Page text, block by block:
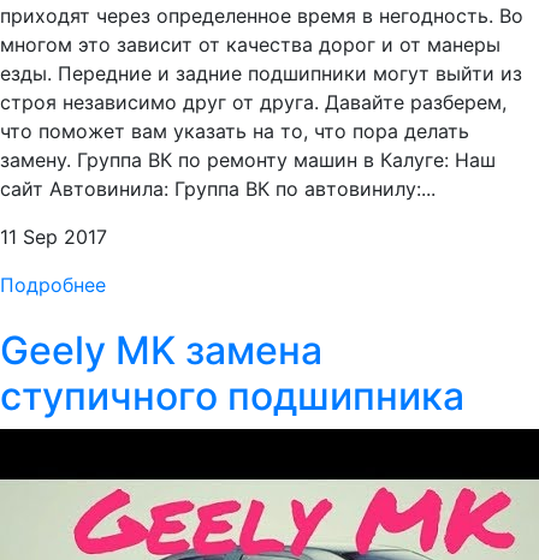
приходят через определенное время в негодность. Во
многом это зависит от качества дорог и от манеры
езды. Передние и задние подшипники могут выйти из
строя независимо друг от друга. Давайте разберем,
что поможет вам указать на то, что пора делать
замену. Группа ВК по ремонту машин в Калуге: Наш
сайт Автовинила: Группа ВК по автовинилу:...
11 Sep 2017
Подробнее
Geely MK замена
ступичного подшипника